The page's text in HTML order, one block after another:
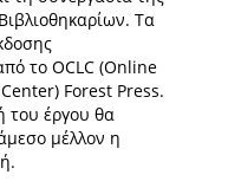
Tα
το OCLC (Online
Forest Press.
του έργου θα
μέλλον η